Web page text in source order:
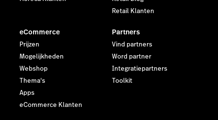
Retail Klanten
eCommerce
Prijzen
Mogelijkheden
Webshop
Thema's
Apps
eCommerce Klanten
Partners
Vind partners
Word partner
Integratiepartners
Toolkit